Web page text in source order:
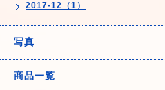
2017-12（1）
写真
商品一覧